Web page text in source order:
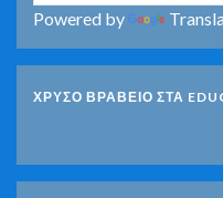
Powered by
ΧΡΥΣΟ ΒΡΑΒΕΙΟ ΣΤΑ